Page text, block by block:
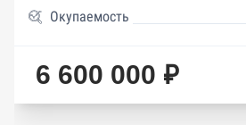
Окупаемость
6 600 000 ₽